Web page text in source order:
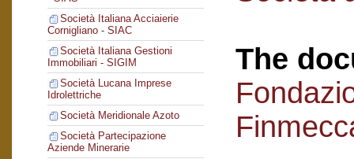
Società Italiana Acciaierie
Cornigliano - SIAC
Società Italiana Gestioni
Immobiliari - SIGIM
Società Lucana Imprese
Idrolettriche
Società Meridionale Azoto
Società Partecipazione
Aziende Minerarie
The